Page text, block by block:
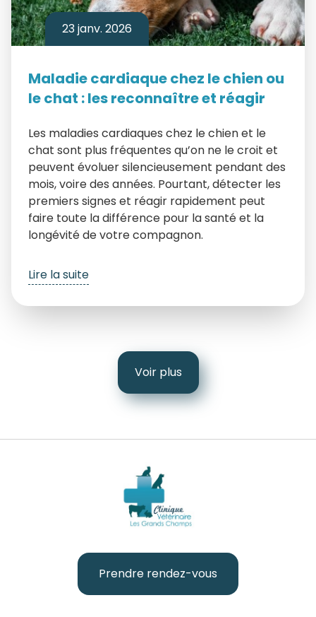
23 janv. 2026
Maladie cardiaque chez le chien ou
le chat : les reconnaître et réagir
Les maladies cardiaques chez le chien et le
chat sont plus fréquentes qu’on ne le croit et
peuvent évoluer silencieusement pendant des
mois, voire des années. Pourtant, détecter les
premiers signes et réagir rapidement peut
faire toute la différence pour la santé et la
longévité de votre compagnon.
Lire la suite
Voir plus
Prendre rendez-vous